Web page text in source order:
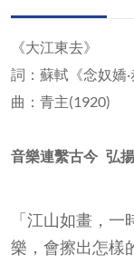
《大江東去》
詞：蘇軾《念奴嬌‧
曲：青主(1920)
音樂連繫古今 弘
「江山如畫，
樂，會擦出怎樣